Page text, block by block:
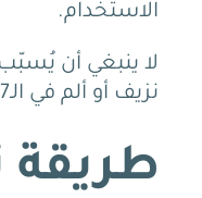
الاستخدام.
لا ينبغي أن
نزيف أو ألم في الـ27 حالة المُدرجة.
طريقة